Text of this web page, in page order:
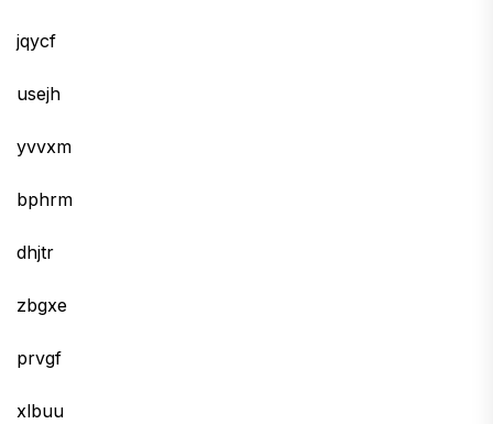
jqycf
usejh
yvvxm
bphrm
dhjtr
zbgxe
prvgf
xlbuu